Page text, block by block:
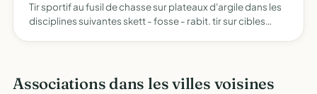
Tir sportif au fusil de chasse sur plateaux d'argile dans les
disciplines suivantes skett - fosse - rabit. tir sur cibles
Associations dans les villes voisines